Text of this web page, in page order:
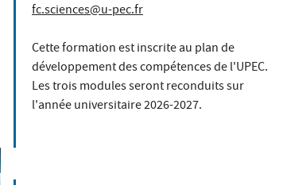
fc.sciences@u-pec.fr
Cette formation est inscrite au plan de
développement des compétences de l'UPEC.
Les trois modules seront reconduits sur
l'année universitaire 2026-2027.